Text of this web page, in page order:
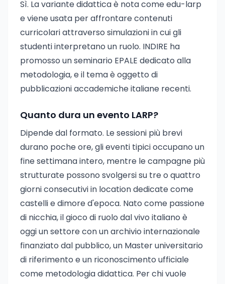
Sì. La variante didattica è nota come edu-larp
e viene usata per affrontare contenuti
curricolari attraverso simulazioni in cui gli
studenti interpretano un ruolo. INDIRE ha
promosso un seminario EPALE dedicato alla
metodologia, e il tema è oggetto di
pubblicazioni accademiche italiane recenti.
Quanto dura un evento LARP?
Dipende dal formato. Le sessioni più brevi
durano poche ore, gli eventi tipici occupano un
fine settimana intero, mentre le campagne più
strutturate possono svolgersi su tre o quattro
giorni consecutivi in location dedicate come
castelli e dimore d'epoca. Nato come passione
di nicchia, il gioco di ruolo dal vivo italiano è
oggi un settore con un archivio internazionale
finanziato dal pubblico, un Master universitario
di riferimento e un riconoscimento ufficiale
come metodologia didattica. Per chi vuole